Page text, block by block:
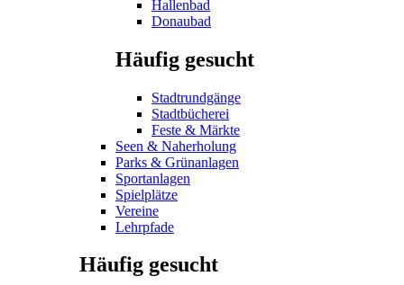
Hallenbad
Donaubad
Häufig gesucht
Stadtrundgänge
Stadtbücherei
Feste & Märkte
Seen & Naherholung
Parks & Grünanlagen
Sportanlagen
Spielplätze
Vereine
Lehrpfade
Häufig gesucht